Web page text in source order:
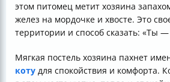
этом питомец метит хозяина
желез на мордочке и хвосте. Это
территории и способ сказать: «Ты
Мягкая постель хозяина пахнет
коту для спокойствия и комфорта.